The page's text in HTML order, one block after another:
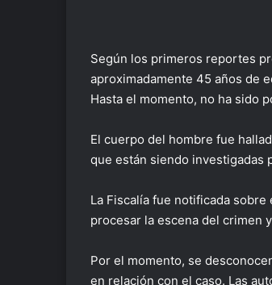
Según los primeros reportes
aproximadamente 45 años de
Hasta el momento, no ha sido
El cuerpo del hombre fue
que están siendo investigadas
La Fiscalía fue notificada
procesar la escena del crimen
Por el momento, se
en relación con el caso. Las